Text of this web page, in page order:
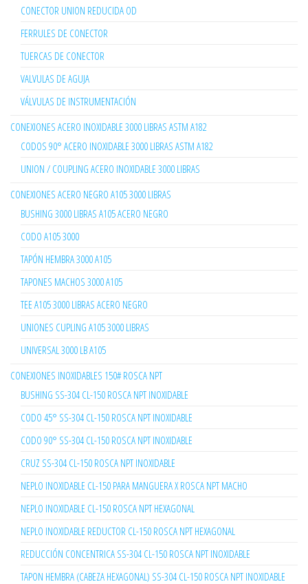
CONECTOR UNION REDUCIDA OD
FERRULES DE CONECTOR
TUERCAS DE CONECTOR
VALVULAS DE AGUJA
VÁLVULAS DE INSTRUMENTACIÓN
CONEXIONES ACERO INOXIDABLE 3000 LIBRAS ASTM A182
CODOS 90° ACERO INOXIDABLE 3000 LIBRAS ASTM A182
UNION / COUPLING ACERO INOXIDABLE 3000 LIBRAS
CONEXIONES ACERO NEGRO A105 3000 LIBRAS
BUSHING 3000 LIBRAS A105 ACERO NEGRO
CODO A105 3000
TAPÓN HEMBRA 3000 A105
TAPONES MACHOS 3000 A105
TEE A105 3000 LIBRAS ACERO NEGRO
UNIONES CUPLING A105 3000 LIBRAS
UNIVERSAL 3000 LB A105
CONEXIONES INOXIDABLES 150# ROSCA NPT
BUSHING SS-304 CL-150 ROSCA NPT INOXIDABLE
CODO 45° SS-304 CL-150 ROSCA NPT INOXIDABLE
CODO 90° SS-304 CL-150 ROSCA NPT INOXIDABLE
CRUZ SS-304 CL-150 ROSCA NPT INOXIDABLE
NEPLO INOXIDABLE CL-150 PARA MANGUERA X ROSCA NPT MACHO
NEPLO INOXIDABLE CL-150 ROSCA NPT HEXAGONAL
NEPLO INOXIDABLE REDUCTOR CL-150 ROSCA NPT HEXAGONAL
REDUCCIÓN CONCENTRICA SS-304 CL-150 ROSCA NPT INOXIDABLE
TAPON HEMBRA (CABEZA HEXAGONAL) SS-304 CL-150 ROSCA NPT INOXIDABLE